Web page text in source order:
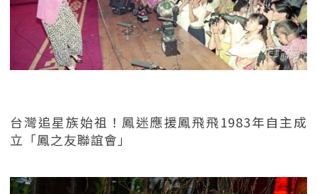
台灣追星族始祖！鳳迷應援鳳飛飛1983年自主成
立「鳳之友聯誼會」